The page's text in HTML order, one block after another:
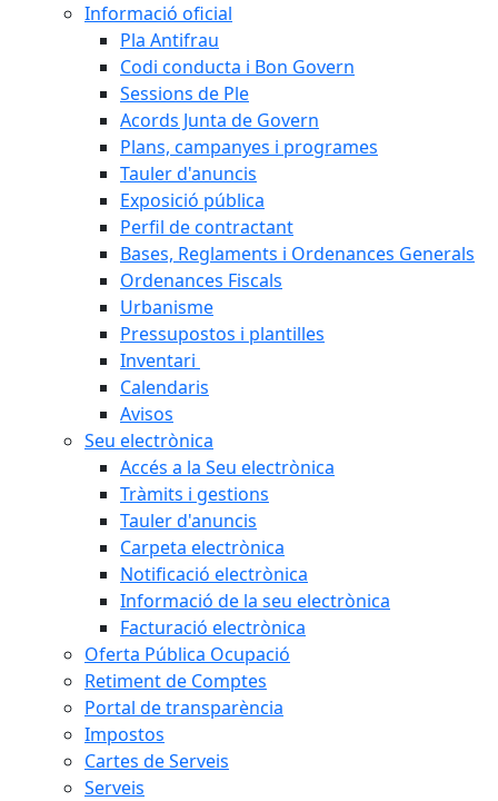
Informació oficial
Pla Antifrau
Codi conducta i Bon Govern
Sessions de Ple
Acords Junta de Govern
Plans, campanyes i programes
Tauler d'anuncis
Exposició pública
Perfil de contractant
Bases, Reglaments i Ordenances Generals
Ordenances Fiscals
Urbanisme
Pressupostos i plantilles
Inventari
Calendaris
Avisos
Seu electrònica
Accés a la Seu electrònica
Tràmits i gestions
Tauler d'anuncis
Carpeta electrònica
Notificació electrònica
Informació de la seu electrònica
Facturació electrònica
Oferta Pública Ocupació
Retiment de Comptes
Portal de transparència
Impostos
Cartes de Serveis
Serveis